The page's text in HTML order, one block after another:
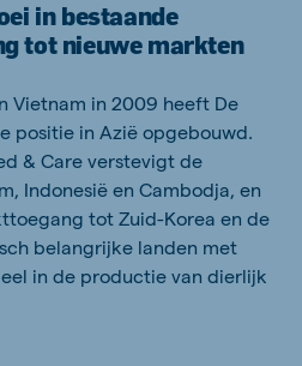
in bestaande
tot nieuwe markten
Vietnam in 2009 heeft De
positie in Azië opgebouwd.
& Care verstevigt de
Indonesië en Cambodja, en
tot Zuid-Korea en de
belangrijke landen met
in de productie van dierlijk